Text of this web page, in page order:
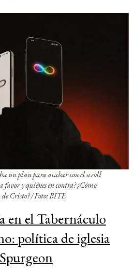
un plan para acabar con el scroll
y quiénes en contra? ¿Cómo
Cristo? / Foto: BITE
en el Tabernáculo
política de iglesia